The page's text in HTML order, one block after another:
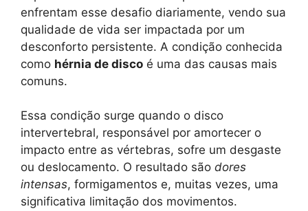
enfrentam esse desafio diariamente, vendo sua
qualidade de vida ser impactada por um
desconforto persistente. A condição conhecida
como hérnia de disco é uma das causas mais
comuns.
Essa condição surge quando o disco
intervertebral, responsável por amortecer o
impacto entre as vértebras, sofre um desgaste
ou deslocamento. O resultado são dores
intensas, formigamentos e, muitas vezes, uma
significativa limitação dos movimentos.